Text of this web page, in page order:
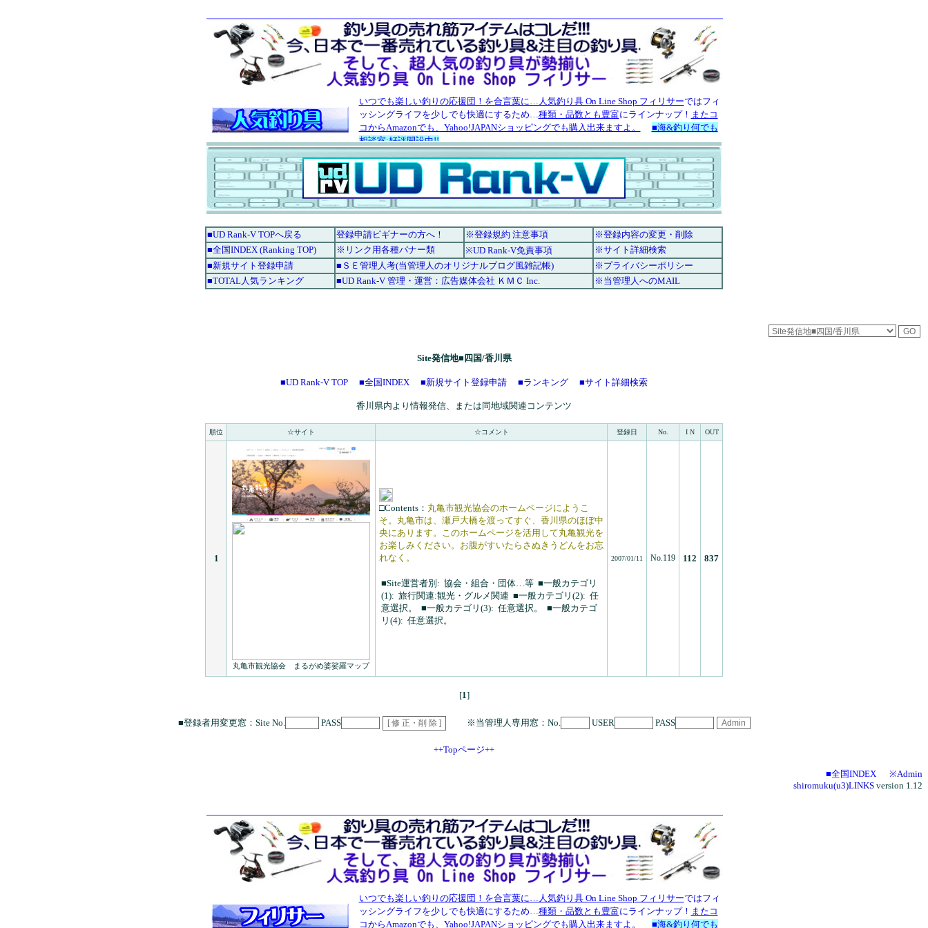
■UD Rank-V TOPへ戻る 登録申請ビギナーの方へ！ ※登録規約 注意事項
※登録内容の変更・削除
■全国INDEX (Ranking TOP)
※リンク用各種バナー類 ※UD Rank-V免責事項
※サイト詳細検索
■新規サイト登録申請
■ＳＥ管理人考(当管理人のオリジナルブログ風雑記帳)
※プライバシーポリシー
■TOTAL人気ランキング
■UD Rank-V 管理・運営：広告媒体会社 ＫＭＣ Inc. ※当管理人へのMAIL
Site発信地■四国/香川県
■UD Rank-V TOP ■全国INDEX ■新規サイト登録申請 ■ランキング ■サイト詳細検索
香川県内より情報発信、または同地域関連コンテンツ
順位 ☆サイト ☆コメント 登録日 No. I N OUT
1
丸亀市観光協会 まるがめ婆娑羅マップ
□Contents： 丸亀市観光協会のホームページにようこ
そ。丸亀市は、瀬戸大橋を渡ってすぐ、香川県のほぼ中
央にあります。このホームページを活用して丸亀観光を
お楽しみください。お腹がすいたらさぬきうどんをお忘
れなく。
■Site運営者別: 協会・組合・団体…等 ■一般カテゴリ
(1): 旅行関連:観光・グルメ関連 ■一般カテゴリ(2): 任
意選択。
■一般カテゴリ(3): 任意選択。
■一般カテゴ
リ(4): 任意選択。
2007/01/11 No.119 112 837
[1]
■登録者用変更窓：Site No. PASS ※当管理人専用窓：No. USER PASS
++Topページ++
■全国INDEX
※Admin
shiromuku(u3)LINKS version 1.12